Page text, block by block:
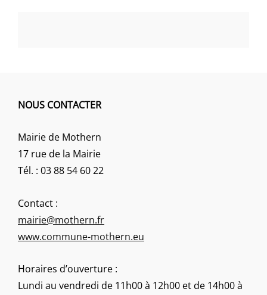
NOUS CONTACTER
Mairie de Mothern
17 rue de la Mairie
Tél. : 03 88 54 60 22
Contact :
mairie@mothern.fr
www.commune-mothern.eu
Horaires d’ouverture :
Lundi au vendredi de 11h00 à 12h00 et de 14h00 à